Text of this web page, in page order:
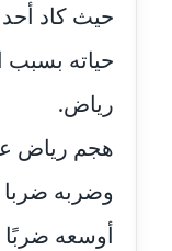
عاملة
عاملة
حيث كاد أحد
حياته بسبب
رياض.
هجم رياض
وضربه ضربا
أوسعه ضربًا